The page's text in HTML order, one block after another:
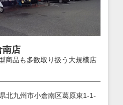
南店
商品も多数取り扱う大規模店
北九州市小倉南区葛原東1-1-